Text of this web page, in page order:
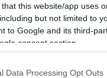
that this website/app uses
but not limited to
to Google and its third-
consent section.
Data Processing Opt Outs